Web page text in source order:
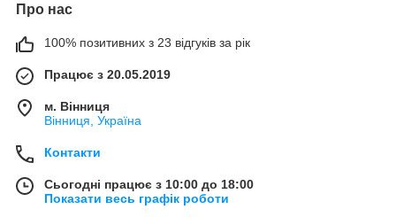
Про нас
100% позитивних з 23 відгуків за рік
Працює з 20.05.2019
м. Вінниця
Вінниця, Україна
Контакти
Сьогодні працює з 10:00 до 18:00
Показати весь графік роботи